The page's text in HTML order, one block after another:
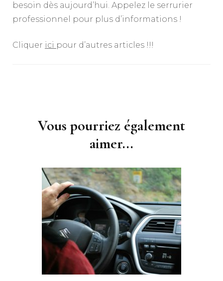
besoin dès aujourd’hui. Appelez le serrurier
professionnel pour plus d’informations !
Cliquer ici pour d’autres articles !!!
Vous pourriez également
aimer...